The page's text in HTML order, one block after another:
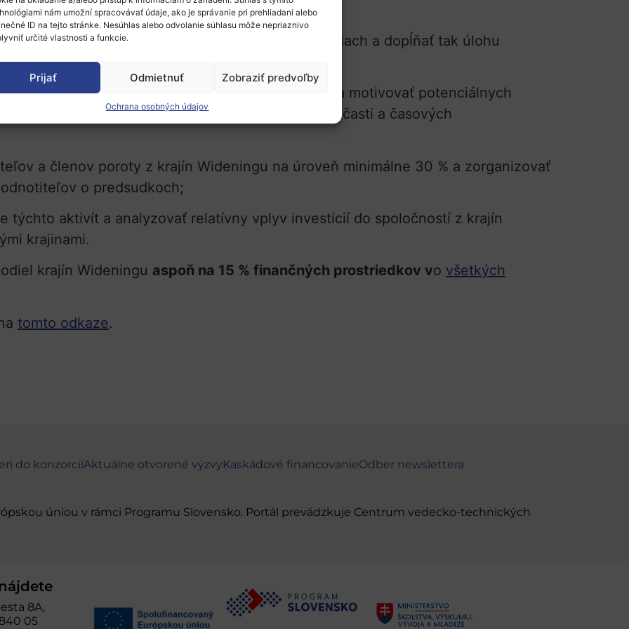
nám umožní spracovávať údaje, ako je správanie pri prehliadaní alebo
ID na tejto stránke. Nesúhlas alebo odvolanie súhlasu môže nepriaznivo
určité vlastnosti a funkcie.
Prijať Odmietnuť Zobraziť predvoľby
Ochrana osobných údajov
ďalšiu podporu;
komunitu o pripravovaných výzvach a príležitostiach a dopĺňať tak úlohu
školiacich materiálov, ktoré majú informovať a motivovať potenciálnych
nástrojoch EIC, formulároch žiadostí, pravidlách účasti a časových
a členov poroty z krajín Wideningu na úroveň minimálne 30 % a zorganizovať
o predsudkoch;
týchto aktivít a analyzovať relatívny vplyv investícií do spoločností z krajín
krajinami.
krajín Wideningu aspoň na 15 % finančných prostriedkov vo všetkých
tomto odkaze.
do konzorciíAktuálne otvorené výzvyKaskádové financovanieOdber newslettera
úniou v rámci Programu Slovensko. Portál prevádzkuje Centrum vedecko-technických
8A,
05